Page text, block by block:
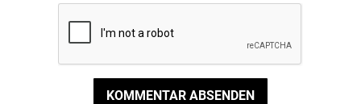
KOMMENTAR ABSENDEN